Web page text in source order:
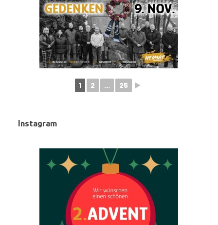
1 2 ... 25 ►
Instagram